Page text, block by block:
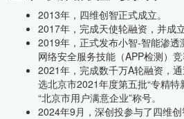
2013年，四维创智正式成立。
2017年，完成天使轮融资，并成
2019年，正式发布小智-智能渗透
网络安全服务技能（APP检测）竞
2021年，完成数千万A轮融资，
选北京市2021年度第五批“专精
“北京市用户满意企业”称号。
2024年9月，深创投参与了四维创